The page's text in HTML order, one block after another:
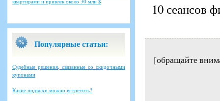
Популярные статьи:
Судебные решения, связанные со скидочными
купонами
Какие подвохи можно встретить?
10 сеансов
[обращайте